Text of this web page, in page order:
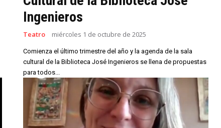
Ingenieros
Teatro miércoles 1 de octubre de 2025
Comienza el último trimestre del año y la agenda de la sala
cultural de la Biblioteca José Ingenieros se llena de propuestas
para todos...